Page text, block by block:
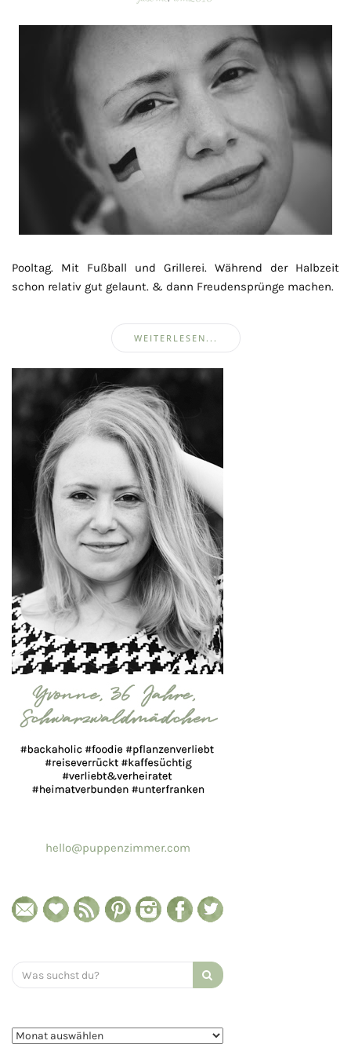
Pooltag. Mit Fußball und Grillerei. Während der Halbzeit
schon relativ gut gelaunt. & dann Freudensprünge machen.
WEITERLESEN...
hello@puppenzimmer.com
Search
for: